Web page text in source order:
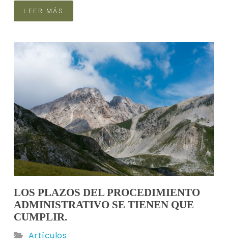
LEER MÁS
LOS PLAZOS DEL PROCEDIMIENTO
ADMINISTRATIVO SE TIENEN QUE
CUMPLIR.
Artículos